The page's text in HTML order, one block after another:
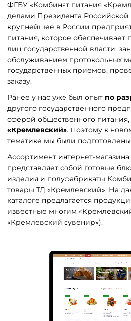
ФГБУ «Комбинат питания
делами Президента
крупнейшее в России
питания, которое обеспечивает
лиц государственной власти,
обслуживанием протокольных
государственных приемов,
заказу.
Ранее у нас уже был опыт по
другого государственного
сферой общественного
«Кремлевский». Поэтому к
тематике мы были
Ассортимент интернет-
представляет собой готовые
изделия и полуфабрикаты
товары ТД «Кремлевский». На
каталоге предлагается
известные многим
«Кремлевский сувенир»).